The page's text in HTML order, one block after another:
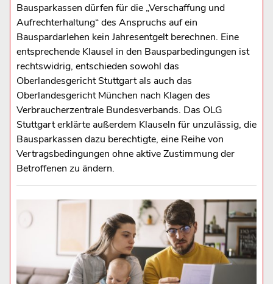
Bausparkassen dürfen für die „Verschaffung und
Aufrechterhaltung“ des Anspruchs auf ein
Bauspardarlehen kein Jahresentgelt berechnen. Eine
entsprechende Klausel in den Bausparbedingungen ist
rechtswidrig, entschieden sowohl das
Oberlandesgericht Stuttgart als auch das
Oberlandesgericht München nach Klagen des
Verbraucherzentrale Bundesverbands. Das OLG
Stuttgart erklärte außerdem Klauseln für unzulässig, die
Bausparkassen dazu berechtigte, eine Reihe von
Vertragsbedingungen ohne aktive Zustimmung der
Betroffenen zu ändern.